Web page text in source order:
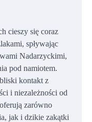
cieszy się coraz
spływając
Nadarzyckimi,
pod namiotem.
kontakt z
i niezależności od
zarówno
jak i dzikie zakątki